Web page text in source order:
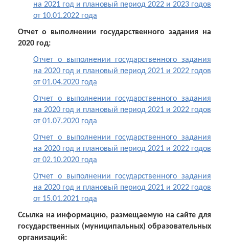
на 2021 год и плановый период 2022 и 2023 годов
от 10.01.2022 года
Отчет о выполнении государственного задания на
2020 год:
Отчет о выполнении государственного задания
на 2020 год и плановый период 2021 и 2022 годов
от 01.04.2020 года
Отчет о выполнении государственного задания
на 2020 год и плановый период 2021 и 2022 годов
от 01.07.2020 года
Отчет о выполнении государственного задания
на 2020 год и плановый период 2021 и 2022 годов
от 02.10.2020 года
Отчет о выполнении государственного задания
на 2020 год и плановый период 2021 и 2022 годов
от 15.01.2021 года
Ссылка на информацию, размещаемую на сайте для
государственных (муниципальных) образовательных
организаций: